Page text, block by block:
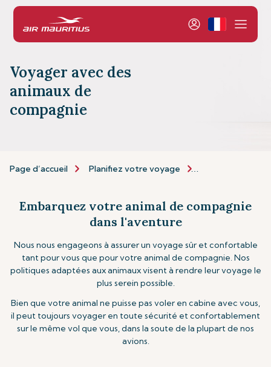
Voyager avec des
animaux de
compagnie
Page d’accueil Planifiez votre voyage
Embarquez votre animal de compagnie
dans l'aventure
Nous nous engageons à assurer un voyage sûr et confortable
tant pour vous que pour votre animal de compagnie. Nos
politiques adaptées aux animaux visent à rendre leur voyage le
plus serein possible.
Bien que votre animal ne puisse pas voler en cabine avec vous,
il peut toujours voyager en toute sécurité et confortablement
sur le même vol que vous, dans la soute de la plupart de nos
avions.